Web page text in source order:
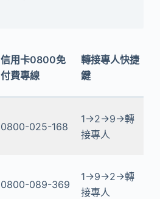
信用卡0800免
付費專線
轉接專人快捷
鍵
0800-025-168
1→2→9→轉
接專人
0800-089-369
1→9→2→轉
接專人